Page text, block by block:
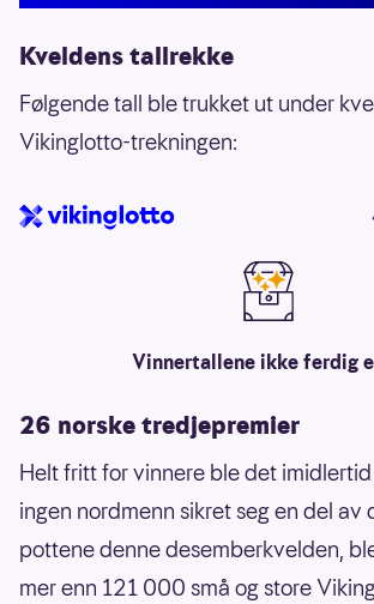
Kveldens tallrekke
Følgende tall ble trukket ut under
Vikinglotto-trekningen:
Vinnertallene ikke ferdig
26 norske tredjepremier
Helt fritt for vinnere ble det imidlertid
ingen nordmenn sikret seg en del av
pottene denne desemberkvelden,
mer enn 121 000 små og store